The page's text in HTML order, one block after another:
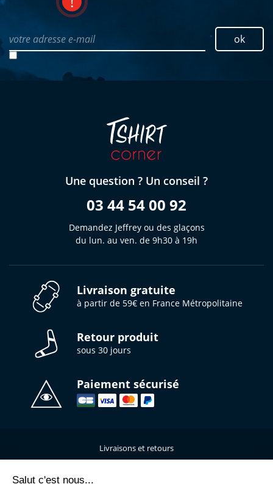
votre adresse e-mail ok
Une question ? Un conseil ?
03 44 54 00 92
Demandez Jeffrey ou des glaçons
du lun. au ven. de 9h30 à 19h
Livraison gratuite
à partir de 59€ en France Métropolitaine
Retour produit
sous 30 jours
Paiement sécurisé
Livraisons et retours
Qui sommes-nous ?
Salut c'est nous...